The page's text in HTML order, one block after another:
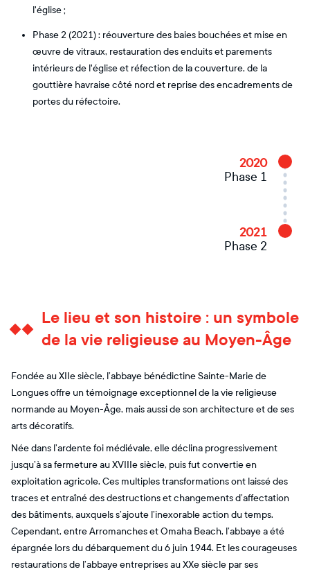
l'église ;
Phase 2 (2021) : réouverture des baies bouchées et mise en
œuvre de vitraux, restauration des enduits et parements
intérieurs de l'église et réfection de la couverture, de la
gouttière havraise côté nord et reprise des encadrements de
portes du réfectoire.
2020
Phase 1
2021
Phase 2
Le lieu et son histoire : un symbole
de la vie religieuse au Moyen-Âge
Fondée au XIIe siècle, l’abbaye bénédictine Sainte-Marie de
Longues offre un témoignage exceptionnel de la vie religieuse
normande au Moyen-Âge, mais aussi de son architecture et de ses
arts décoratifs.
Née dans l’ardente foi médiévale, elle déclina progressivement
jusqu’à sa fermeture au XVIIIe siècle, puis fut convertie en
exploitation agricole. Ces multiples transformations ont laissé des
traces et entraîné des destructions et changements d’affectation
des bâtiments, auxquels s’ajoute l’inexorable action du temps.
Cependant, entre Arromanches et Omaha Beach, l’abbaye a été
épargnée lors du débarquement du 6 juin 1944. Et les courageuses
restaurations de l’abbaye entreprises au XXe siècle par ses